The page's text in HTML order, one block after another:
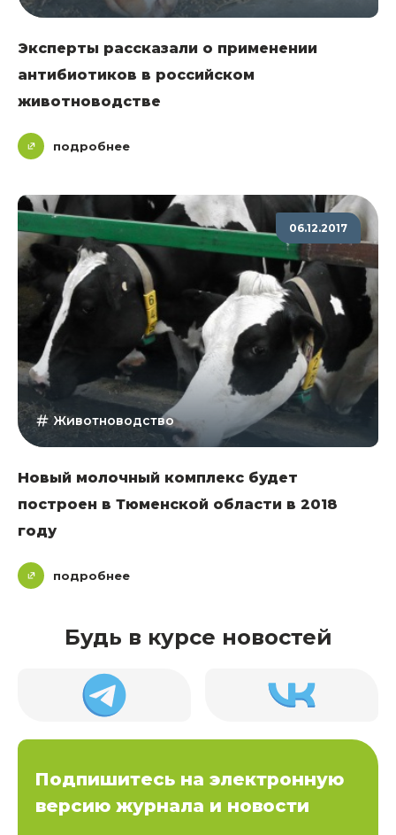
Эксперты рассказали о применении
антибиотиков в российском
животноводстве
подробнее
06.12.2017
Животноводство
Новый молочный комплекс будет
построен в Тюменской области в 2018
году
подробнее
Будь в курсе новостей
Подпишитесь на электронную
версию журнала и новости